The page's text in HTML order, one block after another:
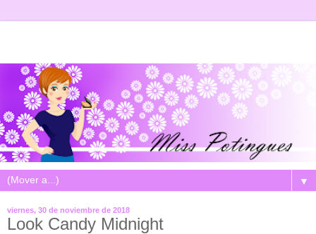
▼
viernes, 30 de noviembre de 2018
Look Candy Midnight